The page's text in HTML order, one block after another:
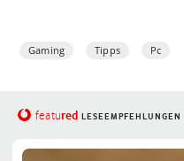
Gaming Tipps Pc
featured LESEEMPFEHLUNGEN